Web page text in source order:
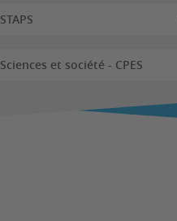
STAPS
Sciences et société - CPES